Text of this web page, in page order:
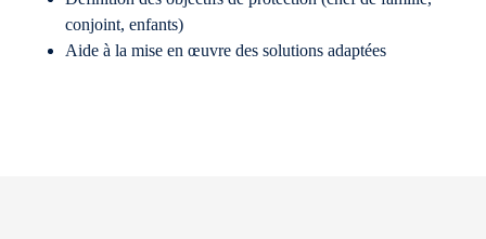
conjoint, enfants)
Aide à la mise en œuvre des solutions adaptées